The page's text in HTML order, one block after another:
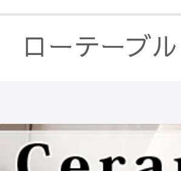
ローテーブ
ローテーブ